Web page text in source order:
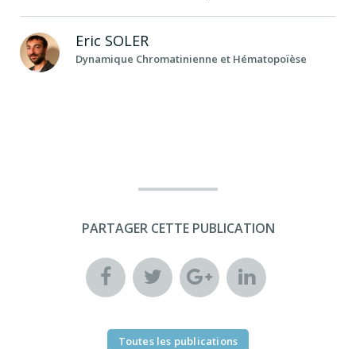
Eric SOLER
Dynamique Chromatinienne et Hématopoïèse
PARTAGER CETTE PUBLICATION
Toutes les publications